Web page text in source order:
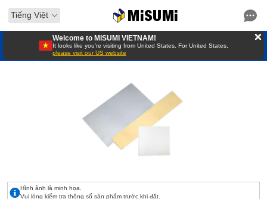
Tiếng Việt
Welcome to MISUMI VIETNAM!
It looks like you’re visiting from United States. For United States,
please visit our US website
Hình ảnh là minh họa.
Vui lòng kiểm tra thông số sản phẩm trước khi đặt.